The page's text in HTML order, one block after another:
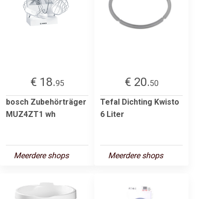
€ 18.95
bosch Zubehörträger
MUZ4ZT1 wh
Meerdere shops
€ 20.50
Tefal Dichting Kwisto
6 Liter
Meerdere shops